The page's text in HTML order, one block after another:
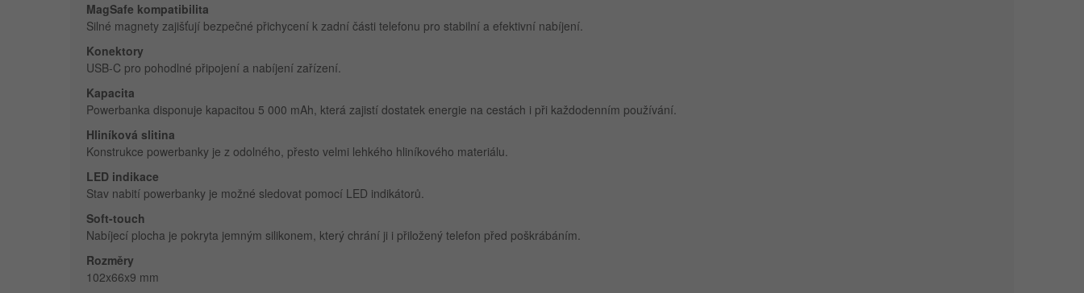
MagSafe kompatibilita
Silné magnety zajišťují bezpečné přichycení k zadní části telefonu pro stabilní a efektivní nabíjení.
Konektory
USB-C pro pohodlné připojení a nabíjení zařízení.
Kapacita
Powerbanka disponuje kapacitou 5 000 mAh, která zajistí dostatek energie na cestách i při každodenním používání.
Hliníková slitina
Konstrukce powerbanky je z odolného, přesto velmi lehkého hliníkového materiálu.
LED indikace
Stav nabití powerbanky je možné sledovat pomocí LED indikátorů.
Soft-touch
Nabíjecí plocha je pokryta jemným silikonem, který chrání ji i přiložený telefon před poškrábáním.
Rozměry
102x66x9 mm